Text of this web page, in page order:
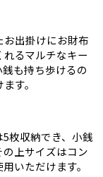
出掛けにお財布
るマルチなキー
も持ち歩けるの
す。
枚収納でき、小銭
上サイズはコン
いただけます。